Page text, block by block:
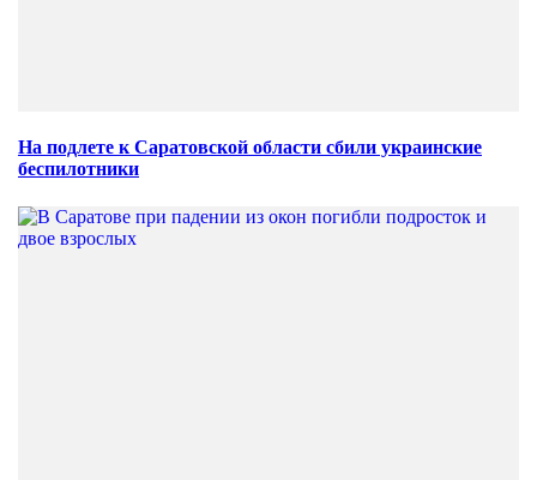
На подлете к Саратовской области сбили украинские
беспилотники